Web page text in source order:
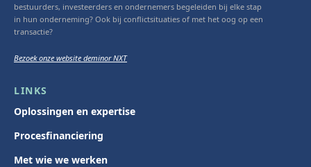
bestuurders, investeerders en ondernemers begeleiden bij elke stap
in hun onderneming? Ook bij conflictsituaties of met het oog op een
transactie?
Bezoek onze website deminor NXT
LINKS
Oplossingen en expertise
Procesfinanciering
Met wie we werken